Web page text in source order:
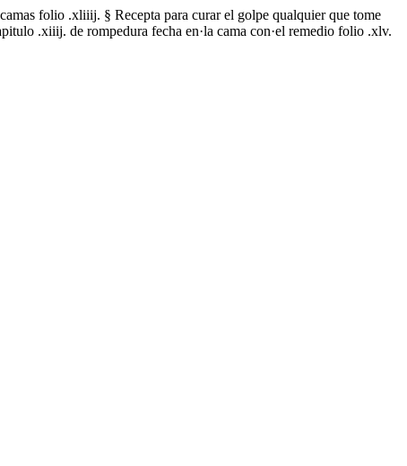
folio .xliiij. § Recepta para curar el golpe qualquier que tome
.xiiij. de rompedura fecha en·la cama con·el remedio folio .xlv.